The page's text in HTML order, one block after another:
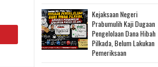
Kejaksaan Negeri
Prabumulih Kaji Dugaan
Pengelolaan Dana Hibah
Pilkada, Belum Lakukan
Pemeriksaan